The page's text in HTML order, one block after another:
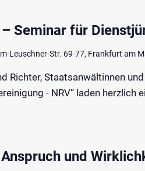
Seminar für
Leuschner-Str. 69-77, Frankfurt am
Richter, Staatsanwältinnen
- NRV“ laden herzlich
und